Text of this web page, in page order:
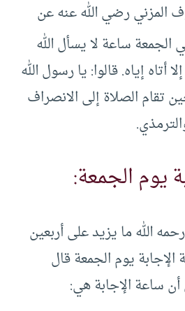
المزني رضي الله عنه عن
الجمعة ساعة لا يسأل الله
أتاه إياه. قالوا: يا رسول الله
تقام الصلاة إلى الانصراف
يوم الجمعة:
رحمه الله ما يزيد على أربعين
يوم الجمعة قال
ساعة الإجابة هي: